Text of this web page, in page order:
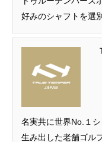
好みのシャフトを選
名実共に世界No.１
生み出した老舗ゴル